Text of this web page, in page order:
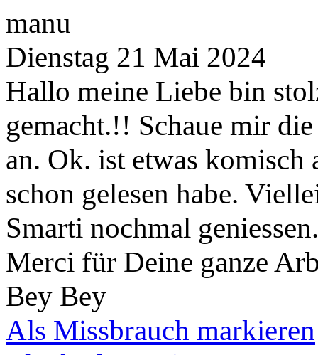
manu
Dienstag 21 Mai 2024
Hallo meine Liebe bin
gemacht.!! Schaue mir
an. Ok. ist etwas
schon gelesen habe.
Smarti nochmal
Merci für Deine ganze
Bey Bey
Als Missbrauch markieren